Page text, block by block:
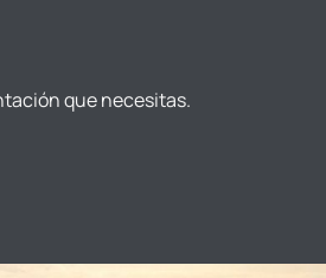
que necesitas.